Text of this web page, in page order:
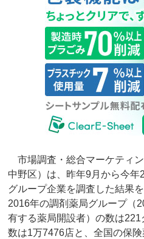
市場調査・総合マーケティ
中野区）は、昨年9月から今
グループ企業を調査した結果
2016年の調剤薬局グループ（
有する薬局開設者）の数は
数は1万7476店と、全国の保